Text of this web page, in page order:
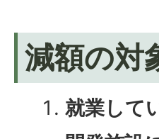
減額の対
就業して